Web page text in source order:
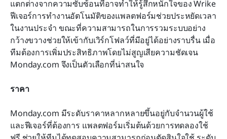
แตกต่างจากความซับซ้อนที่อาจทำให้รู้สึกหนักใจของ Wrike
ฟีเจอร์การทำงานอัตโนมัติของแพลตฟอร์มช่วยประหยัดเวลา
ในงานประจำ ขณะที่ความสามารถในการรวมระบบอย่าง
กว้างขวางช่วยให้เข้ากับเวิร์กโฟลว์ที่มีอยู่ได้อย่างราบรื่น เมื่อ
ทีมต้องการเพิ่มประสิทธิภาพโดยไม่สูญเสียความชัดเจน
Monday.com จึงเป็นตัวเลือกที่น่าสนใจ
ราคา
Monday.com มีระดับราคาหลากหลายขึ้นอยู่กับจำนวนผู้ใช้
และฟีเจอร์ที่ต้องการ แพลตฟอร์มเริ่มต้นด้วยการทดลองใช้